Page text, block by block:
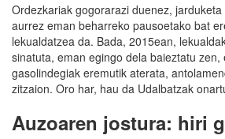
Ordezkariak gogorarazi duenez,
aurrez eman beharreko pausoetako bat
lekualdatzea da. Bada, 2015ean,
sinatuta, eman egingo dela baieztatu zen,
gasolindegiak eremutik aterata,
zitzaion. Oro har, hau da Udalbatzak
Auzoaren jostura: hiri